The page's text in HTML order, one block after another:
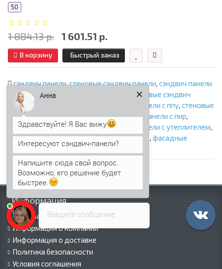
50
1 884.13 р. 1 601.51 р.
В корзину Быстрый заказ
сэндвич панели,стеновые сэндвич панели, сэндвич панели
стеновые ,сэндвич панели для стен
стеновые сэндвич
панели с минватой
стеновые сэндвич панели с ппу, стеновые
сэндвич панели с ппс,стеновые сэндвич панели с пир,
стеновые панели, утепленные панели панели с утеплителем,
сэндвич панели стеновые с наполнителем , фасадные
сэндвич панели
Информация
Палитра RAL
Информация о компании
Информация о доставке
Политика безопасности
Условия соглашения
Введите сообщение
Анна
Здравствуйте! Я Вас вижу
Интересуют сэндвич-панели?
Напишите сюда свой вопрос.
Возможно, его решение будет
быстрее.